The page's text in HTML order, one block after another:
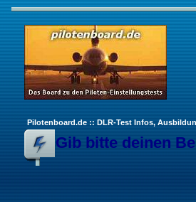
Pilotenboard.de :: DLR-Test Infos,
Gib bitte deinen